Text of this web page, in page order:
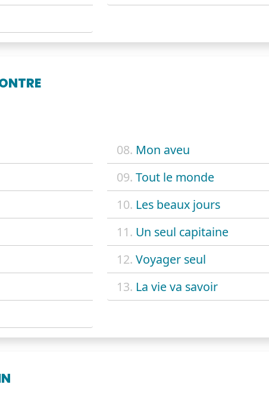
08. Mon aveu
09. Tout le monde
10. Les beaux jours
11. Un seul capitaine
12. Voyager seul
13. La vie va savoir